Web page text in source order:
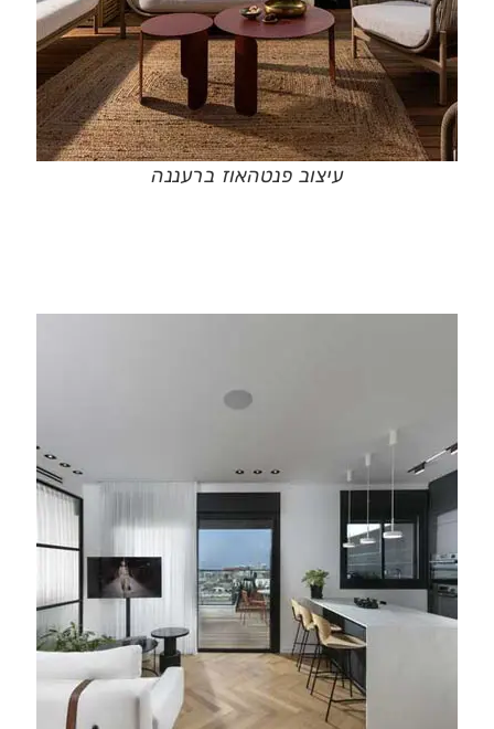
עיצוב פנטהאוז ברעננה